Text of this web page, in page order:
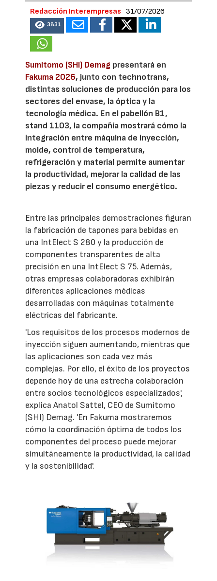
Redacción Interempresas 31/07/2026
3831
Sumitomo (SHI) Demag presentará en
Fakuma 2026, junto con technotrans,
distintas soluciones de producción para los
sectores del envase, la óptica y la
tecnología médica. En el pabellón B1,
stand 1103, la compañía mostrará cómo la
integración entre máquina de inyección,
molde, control de temperatura,
refrigeración y material permite aumentar
la productividad, mejorar la calidad de las
piezas y reducir el consumo energético.
Entre las principales demostraciones figuran
la fabricación de tapones para bebidas en
una IntElect S 280 y la producción de
componentes transparentes de alta
precisión en una IntElect S 75. Además,
otras empresas colaboradoras exhibirán
diferentes aplicaciones médicas
desarrolladas con máquinas totalmente
eléctricas del fabricante.
'Los requisitos de los procesos modernos de
inyección siguen aumentando, mientras que
las aplicaciones son cada vez más
complejas. Por ello, el éxito de los proyectos
depende hoy de una estrecha colaboración
entre socios tecnológicos especializados',
explica Anatol Sattel, CEO de Sumitomo
(SHI) Demag. 'En Fakuma mostraremos
cómo la coordinación óptima de todos los
componentes del proceso puede mejorar
simultáneamente la productividad, la calidad
y la sostenibilidad'.